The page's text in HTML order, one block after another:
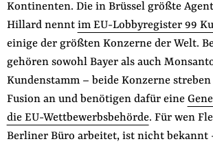
Kontinenten. Die in Brüssel größte
Hillard nennt im EU-Lobbyregister 99
einige der größten Konzerne der Welt.
gehören sowohl Bayer als auch
Kundenstamm – beide Konzerne
Fusion an und benötigen dafür eine
die EU-Wettbewerbsbehörde. Für wen
Berliner Büro arbeitet, ist nicht bekannt